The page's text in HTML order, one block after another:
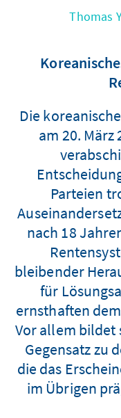
Thomas
Die
am 20.
Parteien
nach 18
bleibender
für
ernsthaften
Vor allem bildet
Gegensatz zu
die das
im Übrigen